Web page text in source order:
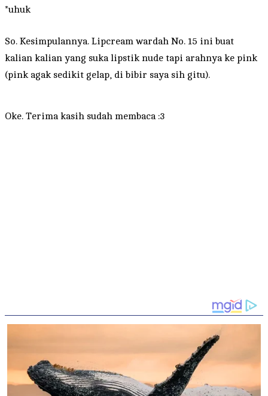
*uhuk
So. Kesimpulannya. Lipcream wardah No. 15 ini buat
kalian kalian yang suka lipstik nude tapi arahnya ke pink
(pink agak sedikit gelap, di bibir saya sih gitu).
Oke. Terima kasih sudah membaca :3